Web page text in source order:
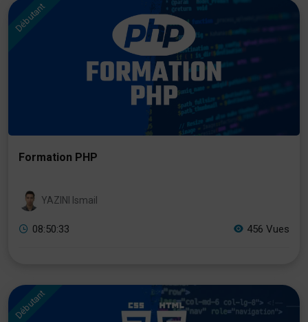
Débutant
Formation PHP
YAZINI Ismail
08:50:33 456 Vues
Débutant